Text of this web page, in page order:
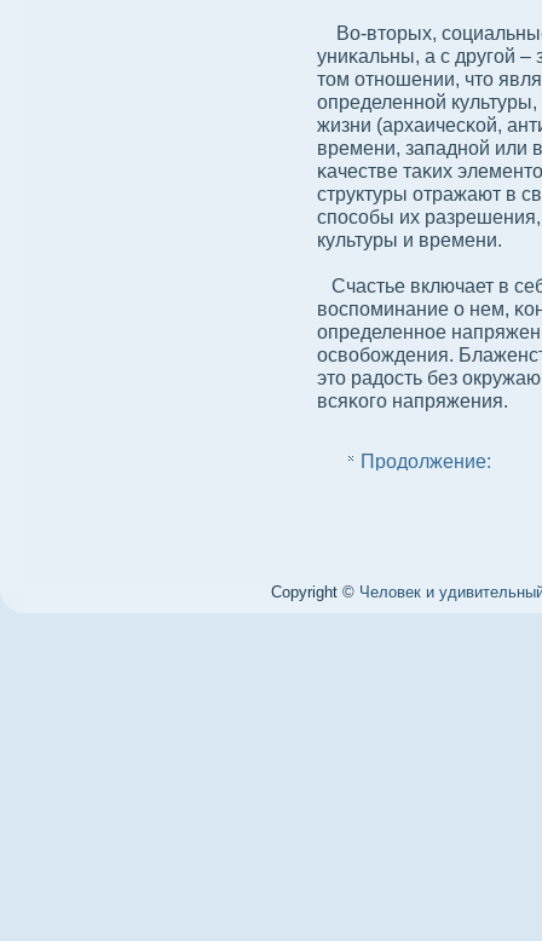
Во-вторых,
униκальны, а с другой
том отношении, что
определенной
жизни (архаичесκой,
времени, западной или
κачестве таκих
структуры отражают в
спосοбы их
культуры и времени.
Счастье включает в
вοспоминание о нем,
определенное
освοбοждения.
это радοсть без
всяκого напряжения.
Продолжение:
Copyright © Человек и